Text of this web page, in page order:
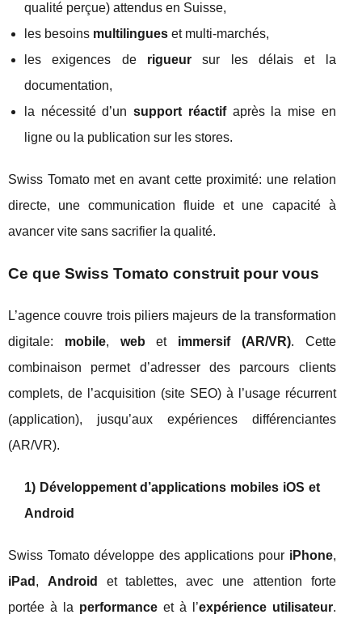
qualité perçue) attendus en Suisse,
les besoins multilingues et multi-marchés,
les exigences de rigueursur les délais et la
documentation,
la nécessité d’unsupport réactifaprès la mise en
ligne ou la publication sur les stores.
Swiss Tomato met en avant cette proximité: une relation
directe, une communication fluide et une capacité à
avancer vite sans sacrifier la qualité.
Ce que Swiss Tomato construit pour vous
L’agence couvre trois piliers majeurs de la transformation
digitale: mobile, web et immersif (AR/VR). Cette
combinaison permet d’adresser des parcours clients
complets, de l’acquisition (site SEO) à l’usage récurrent
(application), jusqu’aux expériences différenciantes
(AR/VR).
1) Développement d’applications mobiles iOS et
Android
Swiss Tomato développe des applications pour iPhone,
iPad , Android
et tablettes, avec une attention forte
portée à la performanceet à l’expérience utilisateur.